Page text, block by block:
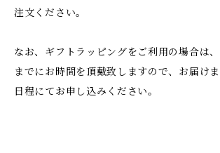
注文ください。
なお、ギフトラッピングをご利用の場合は
までにお時間を頂戴致しますので、お届け
日程にてお申し込みください。